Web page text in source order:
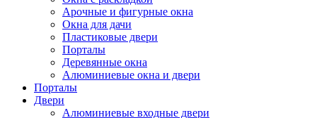
Арочные и фигурные окна
Окна для дачи
Пластиковые двери
Порталы
Деревянные окна
Алюминиевые окна и двери
Порталы
Двери
Алюминиевые входные двери